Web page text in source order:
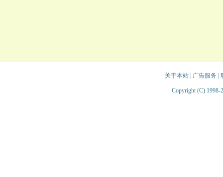
关于本站| 广告服务
Copyright (C) 1998-